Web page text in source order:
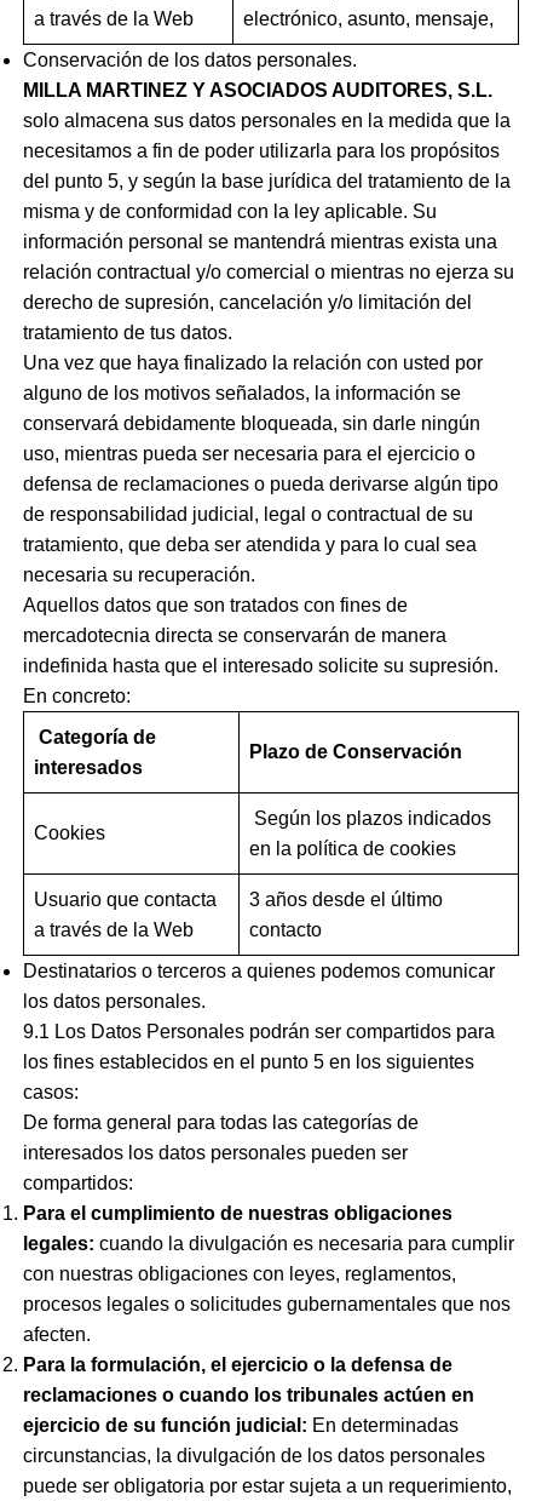
a través de la Web
electrónico, asunto, mensaje,
Conservación de los datos personales.
MILLA MARTINEZ Y ASOCIADOS AUDITORES, S.L.
solo almacena sus datos personales en la medida que la
necesitamos a fin de poder utilizarla para los propósitos
del punto 5, y según la base jurídica del tratamiento de la
misma y de conformidad con la ley aplicable. Su
información personal se mantendrá mientras exista una
relación contractual y/o comercial o mientras no ejerza su
derecho de supresión, cancelación y/o limitación del
tratamiento de tus datos.
Una vez que haya finalizado la relación con usted por
alguno de los motivos señalados, la información se
conservará debidamente bloqueada, sin darle ningún
uso, mientras pueda ser necesaria para el ejercicio o
defensa de reclamaciones o pueda derivarse algún tipo
de responsabilidad judicial, legal o contractual de su
tratamiento, que deba ser atendida y para lo cual sea
necesaria su recuperación.
Aquellos datos que son tratados con fines de
mercadotecnia directa se conservarán de manera
indefinida hasta que el interesado solicite su supresión.
En concreto:
Categoría de
interesados
Plazo de Conservación
Cookies
Según los plazos indicados
en la política de cookies
Usuario que contacta
a través de la Web
3 años desde el último
contacto
Destinatarios o terceros a quienes podemos comunicar
los datos personales.
9.1 Los Datos Personales podrán ser compartidos para
los fines establecidos en el punto 5 en los siguientes
casos:
De forma general para todas las categorías de
interesados los datos personales pueden ser
compartidos:
Para el cumplimiento de nuestras obligaciones
legales: cuando la divulgación es necesaria para cumplir
con nuestras obligaciones con leyes, reglamentos,
procesos legales o solicitudes gubernamentales que nos
afecten.
Para la formulación, el ejercicio o la defensa de
reclamaciones o cuando los tribunales actúen en
ejercicio de su función judicial: En determinadas
circunstancias, la divulgación de los datos personales
puede ser obligatoria por estar sujeta a un requerimiento,